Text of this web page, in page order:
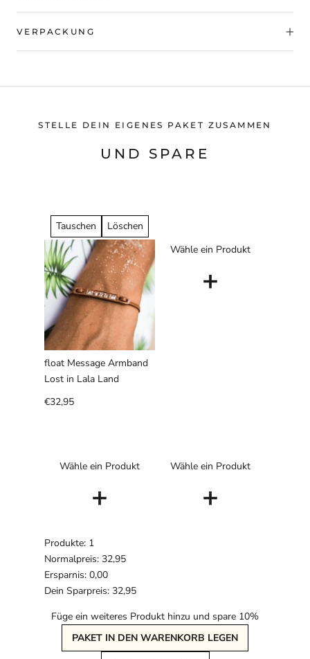
VERPACKUNG
STELLE DEIN EIGENES PAKET ZUSAMMEN
UND SPARE
Tauschen Löschen
float Message Armband
Lost in Lala Land
€32,95
Wähle ein Produkt
+
Wähle ein Produkt
+
Wähle ein Produkt
+
Produkte: 1
Normalpreis: 32,95
Ersparnis: 0,00
Dein Sparpreis: 32,95
Füge ein weiteres Produkt hinzu und spare 10%
PAKET IN DEN WARENKORB LEGEN